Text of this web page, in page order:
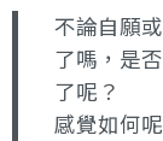
不論自願
了嗎，是
了呢？
感覺如何